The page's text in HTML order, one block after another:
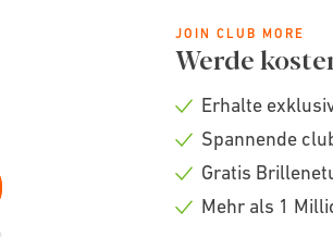
JOIN CLUB MORE
Werde
Check
Erhalte
Check
Spannende
Check
Gratis
Mehr als 1